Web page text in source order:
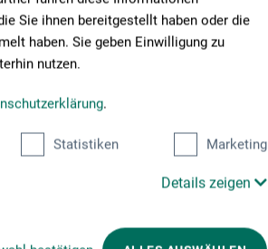
Sie ihnen bereitgestellt haben oder die
haben. Sie geben Einwilligung zu
nutzen.
.
Statistiken Marketing
Details zeigen